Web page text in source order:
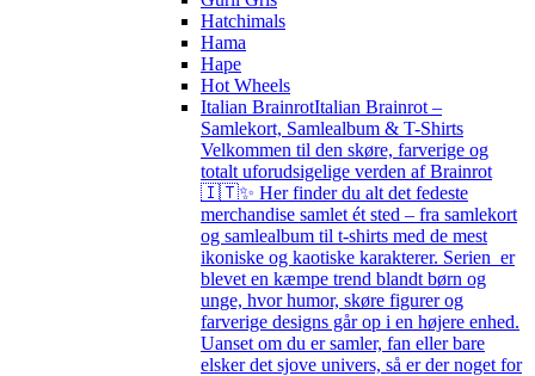
Hatchimals
Hama
Hape
Hot Wheels
Italian BrainrotItalian Brainrot –
Samlekort, Samlealbum & T-Shirts
Velkommen til den skøre, farverige og
totalt uforudsigelige verden af Brainrot
🇮🇹✨ Her finder du alt det fedeste
merchandise samlet ét sted – fra samlekort
og samlealbum til t-shirts med de mest
ikoniske og kaotiske karakterer. Serien er
blevet en kæmpe trend blandt børn og
unge, hvor humor, skøre figurer og
farverige designs går op i en højere enhed.
Uanset om du er samler, fan eller bare
elsker det sjove univers, så er der noget for